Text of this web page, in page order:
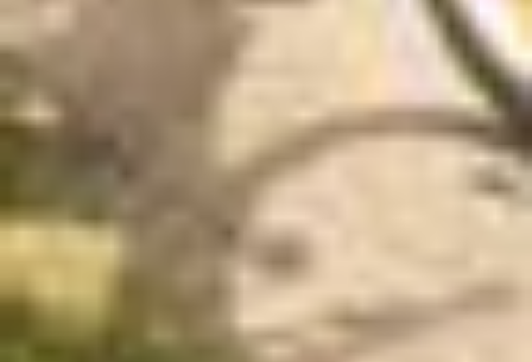
Sie in unseren Datenschutzhinweisen.
Ausführlich informieren wir Sie darüber gerne hier: